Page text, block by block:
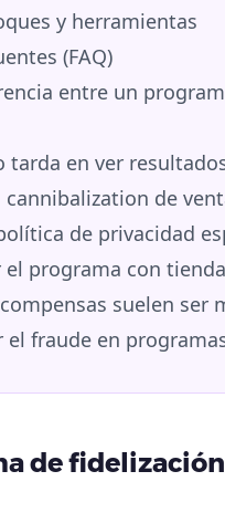
y herramientas
(FAQ)
entre un
tarda en ver
cannibalization de
de privacidad
programa con
suelen ser
el fraude en
de